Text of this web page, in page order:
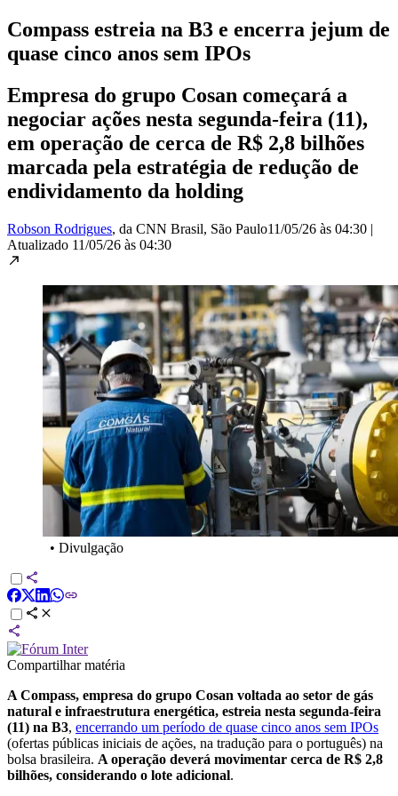
Compass estreia na B3 e encerra jejum de
quase cinco anos sem IPOs
Empresa do grupo Cosan começará a
negociar ações nesta segunda-feira (11),
em operação de cerca de R$ 2,8 bilhões
marcada pela estratégia de redução de
endividamento da holding
Robson Rodrigues, da CNN Brasil, São Paulo11/05/26 às 04:30 |
Atualizado 11/05/26 às 04:30
• Divulgação
Compartilhar matéria
A Compass, empresa do grupo Cosan voltada ao setor de gás
natural e infraestrutura energética, estreia nesta segunda-feira
(11) na B3, encerrando um período de quase cinco anos sem IPOs
(ofertas públicas iniciais de ações, na tradução para o português) na
bolsa brasileira. A operação deverá movimentar cerca de R$ 2,8
bilhões, considerando o lote adicional.